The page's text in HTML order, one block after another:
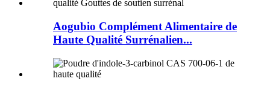
Aogubio Complément Alimentaire de
Haute Qualité Surrénalien...